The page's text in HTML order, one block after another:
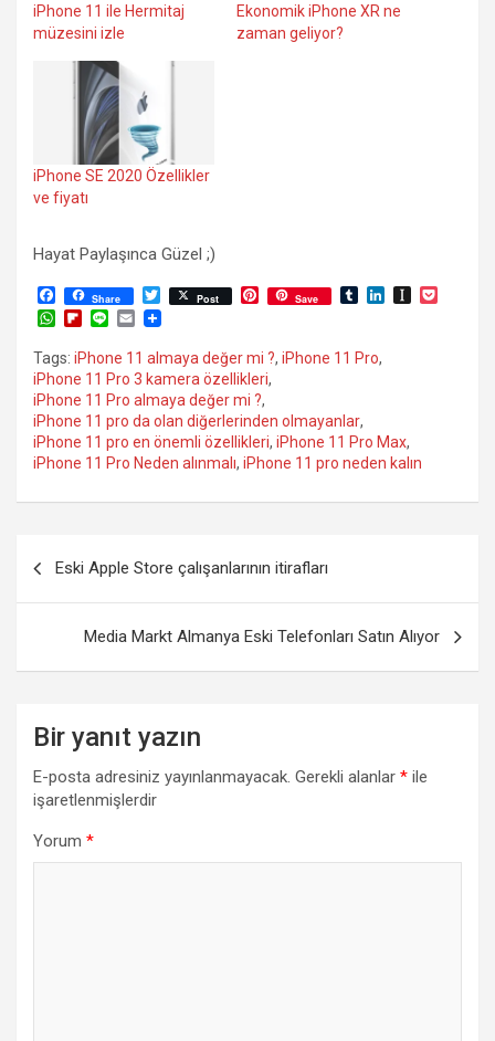
iPhone 11 ile Hermitaj
müzesini izle
Ekonomik iPhone XR ne
zaman geliyor?
iPhone SE 2020 Özellikler
ve fiyatı
Hayat Paylaşınca Güzel ;)
F
b
o
o
k
Share
T
w
i
t
e
r
Post
P
t
e
r
e
s
t
Save
T
b
l
L
W
a
t
s
A
p
p
F
i
p
b
o
a
r
d
L
n
e
E
a
i
l
Tags: iPhone 11 almaya değer mi ?, iPhone 11 Pro,
iPhone 11 Pro 3 kamera özellikleri,
iPhone 11 Pro almaya değer mi ?,
iPhone 11 pro da olan diğerlerinden olmayanlar,
iPhone 11 pro en önemli özellikleri, iPhone 11 Pro Max,
iPhone 11 Pro Neden alınmalı, iPhone 11 pro neden kalın
gezinmesi
Eski Apple Store çalışanlarının itirafları
Media Markt Almanya Eski Telefonları Satın Alıyor
Bir yanıt yazın
E-posta adresiniz yayınlanmayacak. Gerekli alanlar * ile
işaretlenmişlerdir
Yorum *